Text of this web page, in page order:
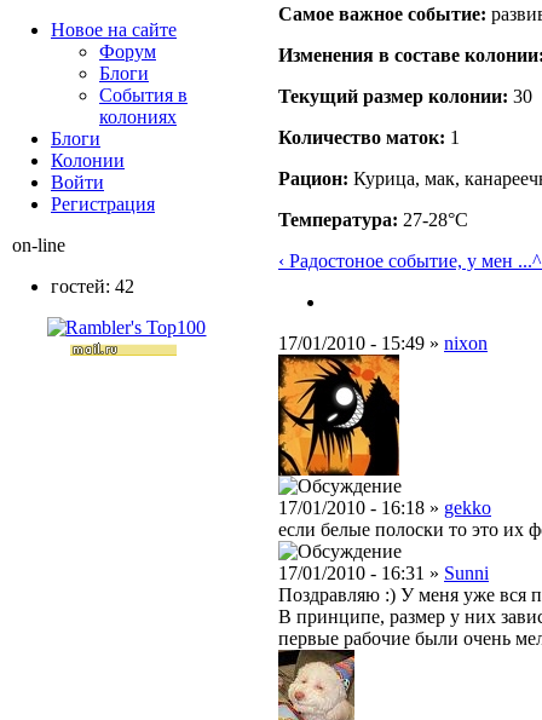
Самое важное событие:
Изменения в составе
Текущий размер кoлонии: 30
Количество маток: 1
Рацион: Курица, мак,
Температура: 27-28°C
‹ Радостоное событие, у мен ...
17/01/2010 - 15:49 » nixon
17/01/2010 - 16:18 » gekko
если белые полоски то это их
17/01/2010 - 16:31 » Sunni
Поздравляю :) У меня уже вся
В принципе, размер у них
первые рабочие были очень
Новое на сайте
Форум
Блоги
События в
колониях
Блоги
Колонии
Войти
Peгиcтpaция
on-line
гостей: 42